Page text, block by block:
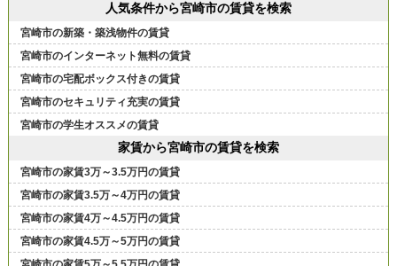
人気条件から宮崎市の賃貸を検索
宮崎市の新築・築浅物件の賃貸
宮崎市のインターネット無料の賃貸
宮崎市の宅配ボックス付きの賃貸
宮崎市のセキュリティ充実の賃貸
宮崎市の学生オススメの賃貸
家賃から宮崎市の賃貸を検索
宮崎市の家賃3万～3.5万円の賃貸
宮崎市の家賃3.5万～4万円の賃貸
宮崎市の家賃4万～4.5万円の賃貸
宮崎市の家賃4.5万～5万円の賃貸